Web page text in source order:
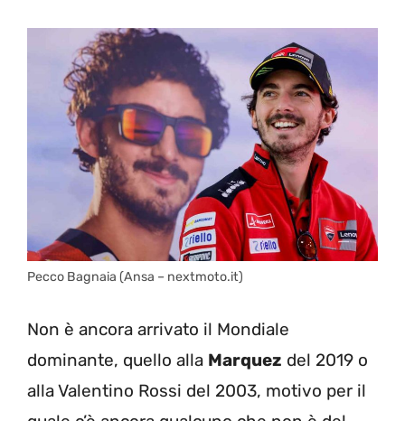
Pecco Bagnaia (Ansa – nextmoto.it)
Non è ancora arrivato il Mondiale
dominante, quello alla Marquez del 2019 o
alla Valentino Rossi del 2003, motivo per il